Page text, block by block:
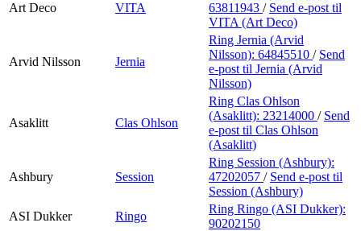
Art Deco VITA
63811943 / Send e-post til
VITA (Art Deco)
Arvid Nilsson Jernia
Ring Jernia (Arvid
Nilsson): 64845510 / Send
e-post til Jernia (Arvid
Nilsson)
Asaklitt Clas Ohlson
Ring Clas Ohlson
(Asaklitt): 23214000 / Send
e-post til Clas Ohlson
(Asaklitt)
Ashbury Session
Ring Session (Ashbury):
47202057 / Send e-post til
Session (Ashbury)
ASI Dukker
Ringo
Ring Ringo (ASI Dukker):
90202150